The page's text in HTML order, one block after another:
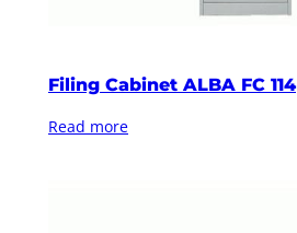
Filing Cabinet ALBA FC 114
Read more